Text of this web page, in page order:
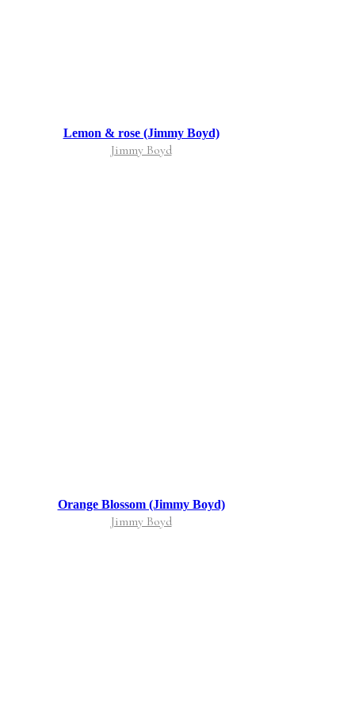
Lemon & rose (Jimmy Boyd)
Jimmy Boyd
Orange Blossom (Jimmy Boyd)
Jimmy Boyd